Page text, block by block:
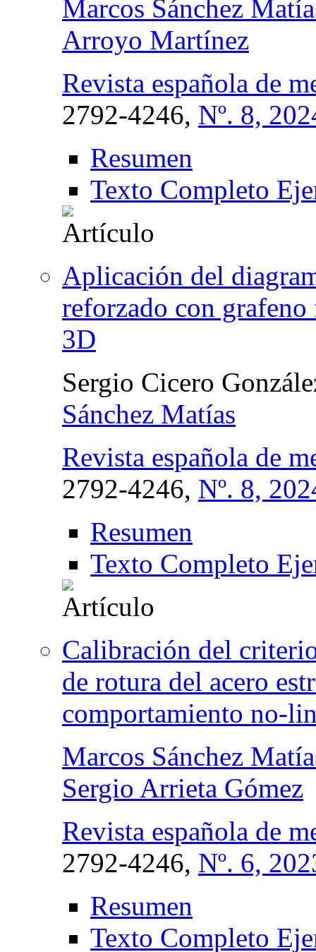
Marcos Sánchez
Arroyo Martínez
Revista española de
2792-4246, Nº. 8,
Resumen
Texto Completo
Aplicación del
reforzado con
3D
Sergio Cicero
Sánchez Matías
Revista española de
2792-4246, Nº. 8,
Resumen
Texto Completo
Calibración del
de rotura del acero
comportamiento no-
Marcos Sánchez
Sergio Arrieta Gómez
Revista española de
2792-4246, Nº. 6,
Resumen
Texto Completo